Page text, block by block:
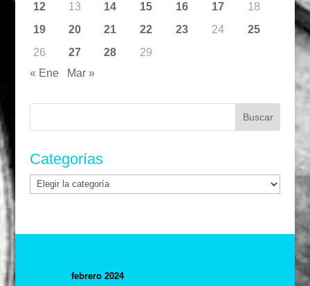
12
13 14 15 16 17
18
19
20 21 22 23 24
25
26
27 28
29
« Ene
Mar »
Categorías
Categorías
febrero 2024